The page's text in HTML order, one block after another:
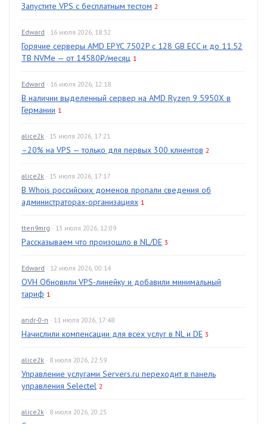
Запустите VPS с бесплатным тестом 2
Edward · 16 июля 2026, 18:32
Горячие серверы AMD EPYC 7502P с 128 GB ECC и до 11.52
TB NVMe — от 14580₽/месяц 1
Edward · 16 июля 2026, 12:18
В наличии выделенный сервер на AMD Ryzen 9 5950X в
Германии 1
alice2k · 15 июля 2026, 17:21
–20% на VPS — только для первых 300 клиентов 2
alice2k · 15 июля 2026, 17:17
В Whois российских доменов пропали сведения об
администраторах-организациях 1
tten9mrg · 13 июля 2026, 12:09
Рассказываем что произошло в NL/DE 3
Edward · 12 июля 2026, 00:14
OVH Обновили VPS-линейку и добавили минимальный
тариф 1
andr-0-n · 11 июля 2026, 17:48
Начислили компенсации для всех услуг в NL и DE 3
alice2k · 8 июля 2026, 22:59
Управление услугами Servers.ru переходит в панель
управления Selectel 2
alice2k · 8 июля 2026, 20:25